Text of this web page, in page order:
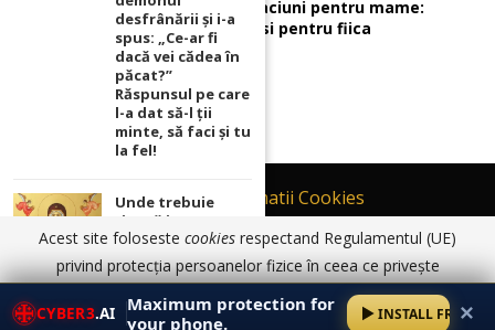
Sunt 2 rugaciuni pentru mame:
pentru fiu si pentru fiica
Contact
Informatii Cookies
Politică de Confidențialitate
TERMENI SI CONDITII DE UTILIZARE
© 2017 - 2026 Ortodoxia | Termeni și condiții de utilizare | Informatii
Cookies | Politică de Confidențialitate
CYBER3.AI Maximum protection for
your phone.
INSTALL FREE✕
desfrânării şi i-a
spus: „Ce-ar fi
dacă vei cădea în
păcat?”
Răspunsul pe care
l-a dat să-l ții
minte, să faci și tu
la fel!
Unde trebuie
ținută icoana cu
Maica Domnului
pentru ca
rugăciunile
noastre să prindă
putere
Acest site foloseste cookies respectand Regulamentul (UE)
privind protecția persoanelor fizice în ceea ce privește
prelucrarea datelor cu caracter personal și privind libera
circulație a acestor date.
Detalii aici